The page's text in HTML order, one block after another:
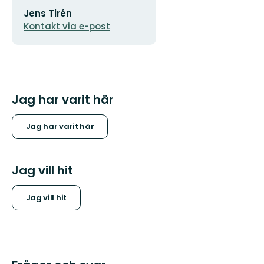
postadress
Jens Tirén
Kontakt via e-post
Jag har varit här
Jag har varit här
Jag vill hit
Jag vill hit